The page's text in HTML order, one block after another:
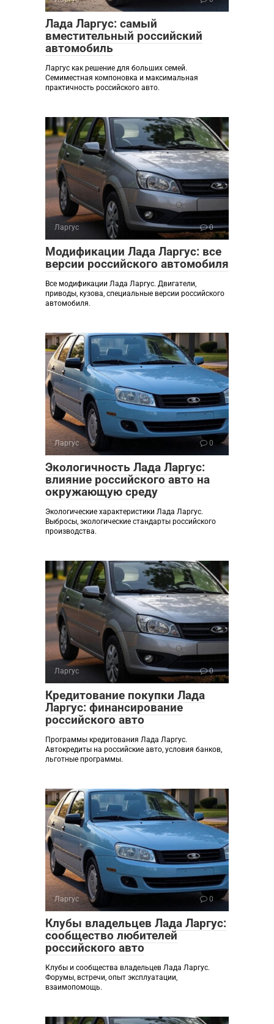
Лада Ларгус: самый
вместительный российский
автомобиль
Ларгус как решение для больших семей.
Семиместная компоновка и максимальная
практичность российского авто.
Ларгус 0
Модификации Лада Ларгус: все
версии российского автомобиля
Все модификации Лада Ларгус. Двигатели,
приводы, кузова, специальные версии российского
автомобиля.
Ларгус 0
Экологичность Лада Ларгус:
влияние российского авто на
окружающую среду
Экологические характеристики Лада Ларгус.
Выбросы, экологические стандарты российского
производства.
Ларгус 0
Кредитование покупки Лада
Ларгус: финансирование
российского авто
Программы кредитования Лада Ларгус.
Автокредиты на российские авто, условия банков,
льготные программы.
Ларгус 0
Клубы владельцев Лада Ларгус:
сообщество любителей
российского авто
Клубы и сообщества владельцев Лада Ларгус.
Форумы, встречи, опыт эксплуатации,
взаимопомощь.